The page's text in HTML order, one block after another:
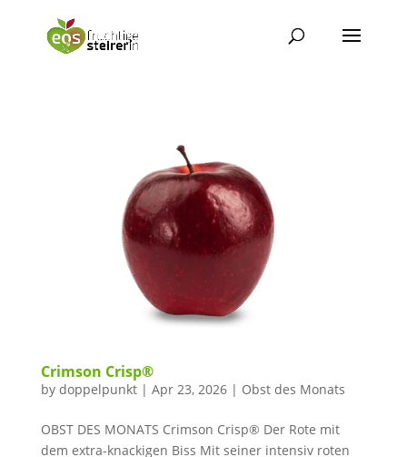
Crimson Crisp®
by doppelpunkt| Apr 23, 2026| Obst des Monats
OBST DES MONATS Crimson Crisp® Der Rote mit
dem extra-knackigen Biss Mit seiner intensiv roten